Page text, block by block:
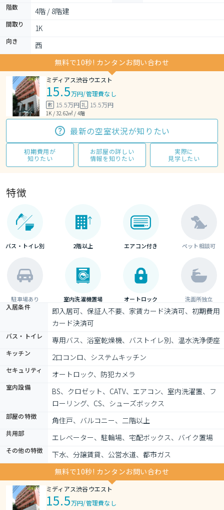
階数 4階 / 8階建
間取り 1K
向き
西
無料で10秒! カンタンお問い合わせ
ミディアス渋谷ウエスト
15.5万円/管理費なし
敷 15.5万円 礼 15.5万円
1K / 32.62㎡ / 4階
最新の空室状況が知りたい
初期費用が
知りたい
お部屋の詳しい
情報を知りたい
実際に
見学したい
特徴
バス・トイレ別 2階以上 エアコン付き ペット相談可
駐車場あり 室内洗濯機置場 オートロック 洗面所独立
入居条件
即入居可、保証人不要、家賃カード決済可、初期費用
カード決済可
バス・トイレ 専用バス、浴室乾燥機、バストイレ別、温水洗浄便座
キッチン 2口コンロ、システムキッチン
セキュリティ オートロック、防犯カメラ
室内設備
BS、クロゼット、CATV、エアコン、室内洗濯置、フ
ローリング、CS、シューズボックス
部屋の特徴 角住戸、バルコニー、二階以上
共用部 エレベーター、駐輪場、宅配ボックス、バイク置場
その他の特徴
下水、分譲賃貸、公営水道、都市ガス
無料で10秒! カンタンお問い合わせ
ミディアス渋谷ウエスト
15.5万円/管理費なし